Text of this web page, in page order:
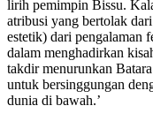
lirih pemimpin Bissu.
atribusi yang bertolak
estetik) dari pengalaman
dalam menghadirkan
takdir menurunkan
untuk bersinggungan
dunia di bawah.’